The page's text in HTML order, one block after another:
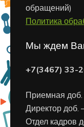
обращений)
Политика
Мы ждем
+7(3467) 33-
Приемная
Директор
Отдел кадров